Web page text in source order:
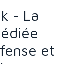
- La
et